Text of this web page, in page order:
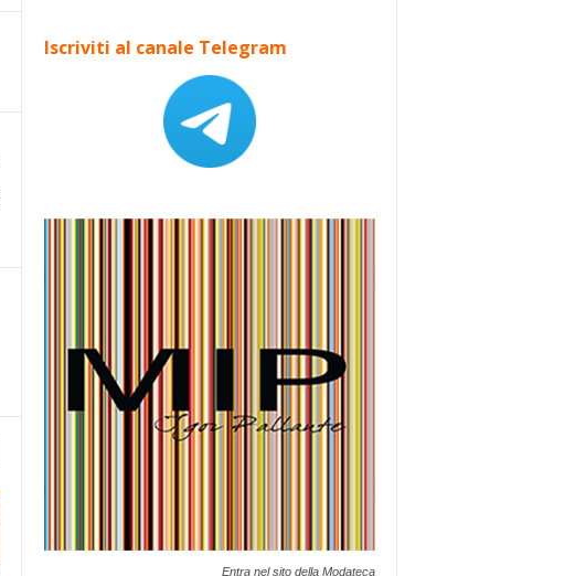
Iscriviti al canale Telegram
Entra nel sito della Modateca